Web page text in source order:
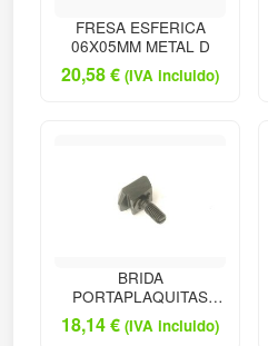
FRESA ESFERICA
06X05MM METAL D
20,58€ (IVA incluido)
BRIDA
PORTAPLAQUITAS
TORNEADO
18,14€ (IVA incluido)